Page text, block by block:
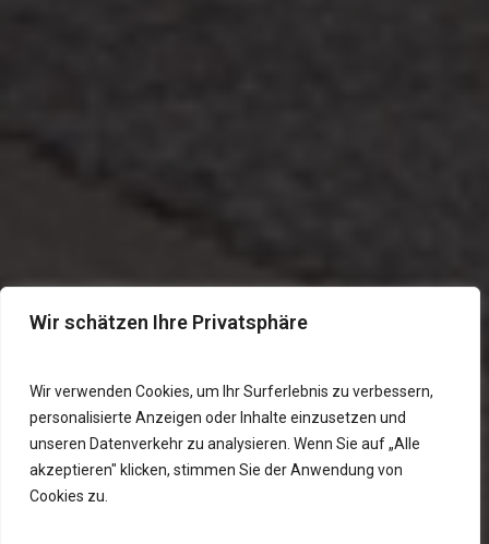
Wir schätzen Ihre Privatsphäre
Wir verwenden Cookies, um Ihr Surferlebnis zu verbessern,
personalisierte Anzeigen oder Inhalte einzusetzen und
unseren Datenverkehr zu analysieren. Wenn Sie auf „Alle
akzeptieren" klicken, stimmen Sie der Anwendung von
Cookies zu.